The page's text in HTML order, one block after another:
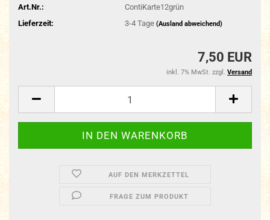
Art.Nr.:
ContiKarte12grün
Lieferzeit:
3-4 Tage (Ausland abweichend)
7,50 EUR
inkl. 7% MwSt. zzgl. Versand
AUF DEN MERKZETTEL
FRAGE ZUM PRODUKT